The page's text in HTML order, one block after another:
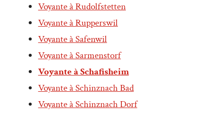
Voyante à Rudolfstetten
Voyante à Rupperswil
Voyante à Safenwil
Voyante à Sarmenstorf
Voyante à Schafisheim
Voyante à Schinznach Bad
Voyante à Schinznach Dorf